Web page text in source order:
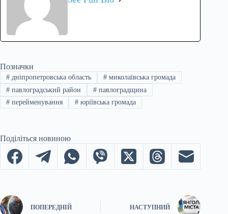
Позначки
#дніпропетровська область #миколаївська громада
#павлоградський район #павлоградщина
#перейменування #юріївська громада
Поділіться новиною
ПОПЕРЕДНІЙ НАСТУПНИЙ